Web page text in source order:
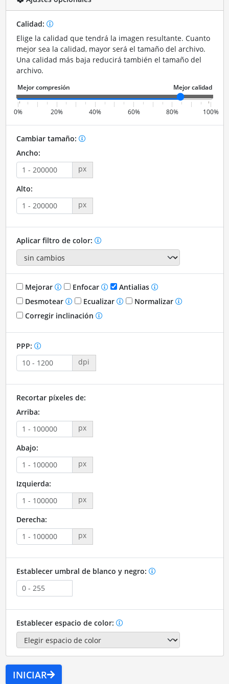
Calidad:
Elige la calidad que tendrá la imagen resultante. Cuanto
mejor sea la calidad, mayor será el tamaño del archivo.
Una calidad más baja reducirá también el tamaño del
archivo.
0% 20% 40% 60% 80% 100%
Cambiar tamaño:
Ancho:
px
Alto:
px
Aplicar filtro de color:
Mejorar Enfocar
Antialias
Desmotear
Ecualizar
Normalizar
Corregir inclinación
PPP:
dpi
Recortar píxeles de:
Arriba:
px
Abajo:
px
Izquierda:
px
Derecha:
px
Establecer umbral de blanco y negro:
Establecer espacio de color:
INICIAR